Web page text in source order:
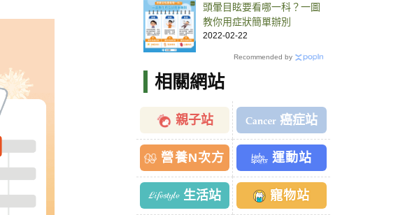
頭暈目眩要看哪一科？一圖
教你用症狀簡單辦別
2022-02-22
Recommended by
相關網站
親子站 癌症站
營養N次方 運動站
生活站 寵物站